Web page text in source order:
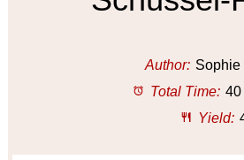
Author: Sophie
Total Time: 40
Yield: